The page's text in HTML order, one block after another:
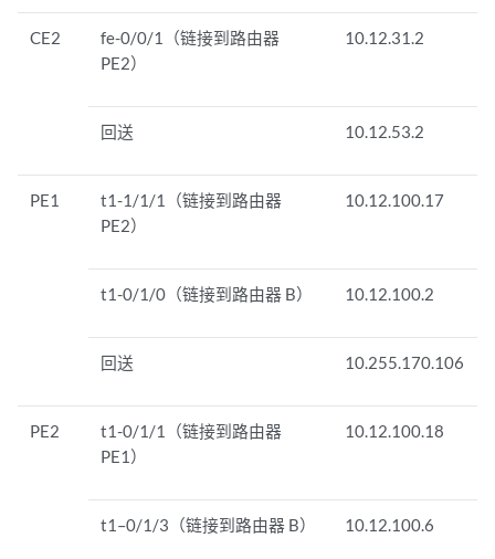
CE2
fe-0/0/1（链接到路由器
PE2）
10.12.31.2
回送 10.12.53.2
PE1
t1-1/1/1（链接到路由器
PE2）
10.12.100.17
t1-0/1/0（链接到路由器 B） 10.12.100.2
回送 10.255.170.106
PE2
t1-0/1/1（链接到路由器
PE1）
10.12.100.18
t1–0/1/3（链接到路由器 B） 10.12.100.6